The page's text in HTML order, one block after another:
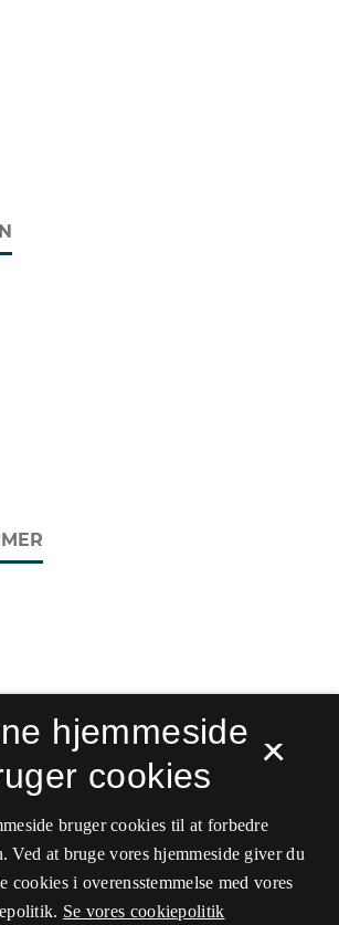
for sprog- og
(Trykt)
(Online)
×
hjemmeside
cookies
bruger cookies til at forbedre
Ved at bruge vores hjemmeside giver du
cookies i overensstemmelse med vores
Se vores cookiepolitik